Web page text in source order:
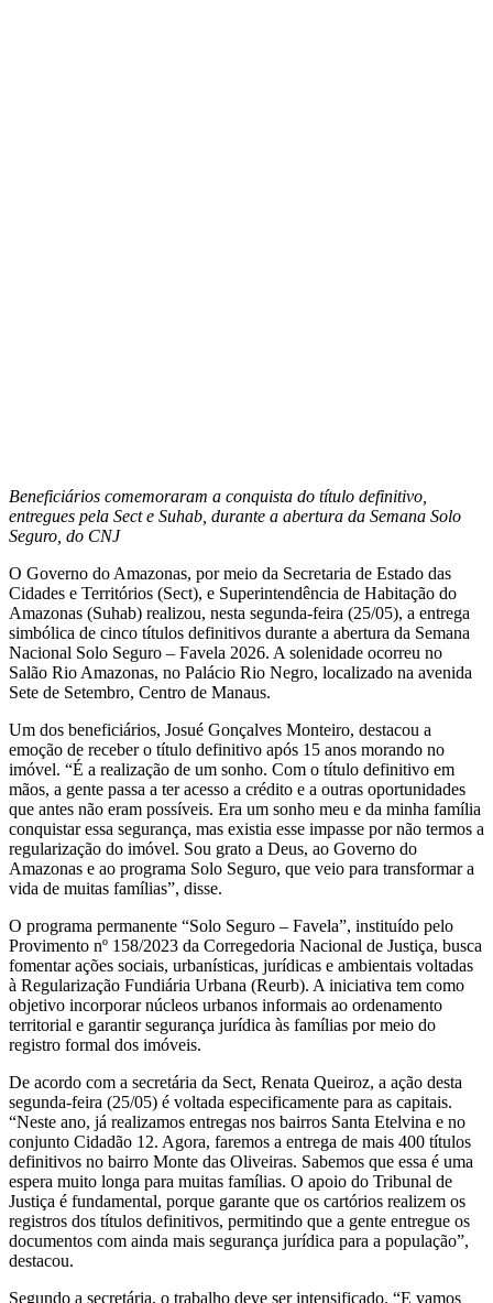
Beneficiários comemoraram a conquista do título definitivo,
entregues pela Sect e Suhab, durante a abertura da Semana Solo
Seguro, do CNJ
O Governo do Amazonas, por meio da Secretaria de Estado das
Cidades e Territórios (Sect), e Superintendência de Habitação do
Amazonas (Suhab) realizou, nesta segunda-feira (25/05), a entrega
simbólica de cinco títulos definitivos durante a abertura da Semana
Nacional Solo Seguro – Favela 2026. A solenidade ocorreu no
Salão Rio Amazonas, no Palácio Rio Negro, localizado na avenida
Sete de Setembro, Centro de Manaus.
Um dos beneficiários, Josué Gonçalves Monteiro, destacou a
emoção de receber o título definitivo após 15 anos morando no
imóvel. “É a realização de um sonho. Com o título definitivo em
mãos, a gente passa a ter acesso a crédito e a outras oportunidades
que antes não eram possíveis. Era um sonho meu e da minha família
conquistar essa segurança, mas existia esse impasse por não termos a
regularização do imóvel. Sou grato a Deus, ao Governo do
Amazonas e ao programa Solo Seguro, que veio para transformar a
vida de muitas famílias”, disse.
O programa permanente “Solo Seguro – Favela”, instituído pelo
Provimento nº 158/2023 da Corregedoria Nacional de Justiça, busca
fomentar ações sociais, urbanísticas, jurídicas e ambientais voltadas
à Regularização Fundiária Urbana (Reurb). A iniciativa tem como
objetivo incorporar núcleos urbanos informais ao ordenamento
territorial e garantir segurança jurídica às famílias por meio do
registro formal dos imóveis.
De acordo com a secretária da Sect, Renata Queiroz, a ação desta
segunda-feira (25/05) é voltada especificamente para as capitais.
“Neste ano, já realizamos entregas nos bairros Santa Etelvina e no
conjunto Cidadão 12. Agora, faremos a entrega de mais 400 títulos
definitivos no bairro Monte das Oliveiras. Sabemos que essa é uma
espera muito longa para muitas famílias. O apoio do Tribunal de
Justiça é fundamental, porque garante que os cartórios realizem os
registros dos títulos definitivos, permitindo que a gente entregue os
documentos com ainda mais segurança jurídica para a população”,
destacou.
Segundo a secretária, o trabalho deve ser intensificado. “E vamos